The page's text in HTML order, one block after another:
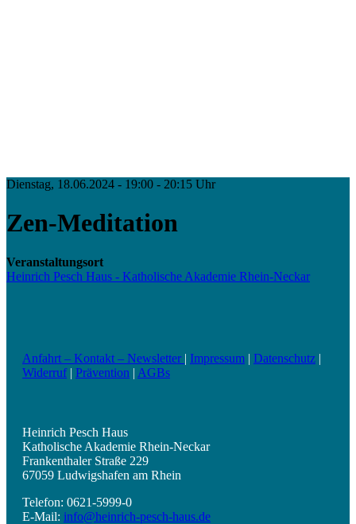
Dienstag, 18.06.2024 - 19:00 - 20:15 Uhr
Zen-Meditation
Veranstaltungsort
Heinrich Pesch Haus - Katholische Akademie Rhein-Neckar
Anfahrt – Kontakt – Newsletter | Impressum | Datenschutz |
Widerruf| Prävention | AGBs
Heinrich Pesch Haus
Katholische Akademie Rhein-Neckar
Frankenthaler Straße 229
67059 Ludwigshafen am Rhein
Telefon: 0621-5999-0
E-Mail: info@heinrich-pesch-haus.de